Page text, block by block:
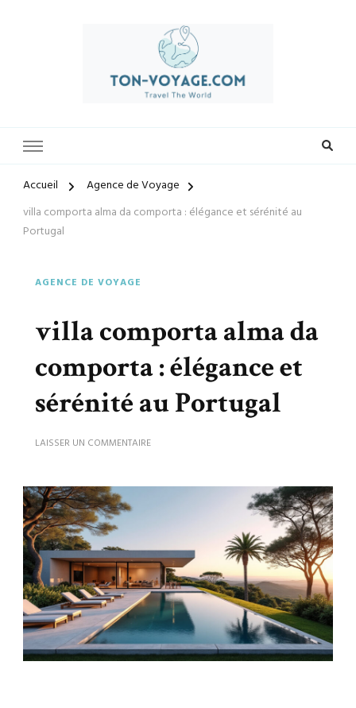
meilleures offres et créez des souvenirs inoubliables. Explorez le
aventures.
Accueil
Agence de Voyage
villa comporta alma da comporta : élégance et sérénité au
Portugal
AGENCE DE VOYAGE
villa comporta alma da
comporta : élégance et
sérénité au Portugal
LAISSER UN COMMENTAIRESUR
ALMA
ET
SÉRÉNITÉ
AU
PORTUGAL